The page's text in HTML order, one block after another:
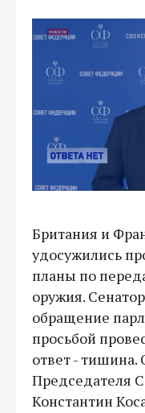
Британия и
удосужились
планы по
оружия.
обращение
просьбой
ответ - тишина.
Председателя
Константин